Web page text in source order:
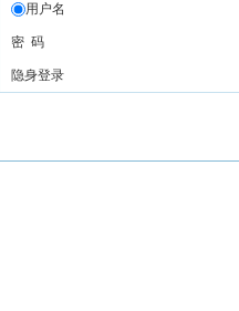
用户名
密 码
隐身登录